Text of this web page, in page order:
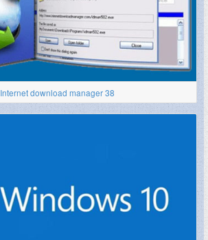
Internet download manager 38